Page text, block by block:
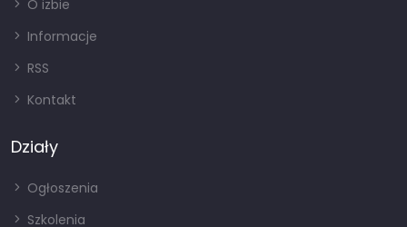
O izbie
Informacje
RSS
Kontakt
Działy
Ogłoszenia
Szkolenia